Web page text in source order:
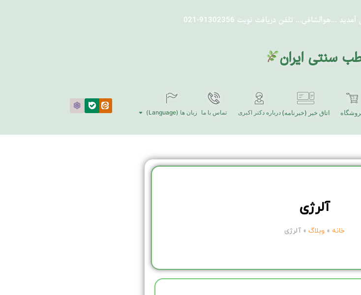
...هوالشافی... تلفن دریافت نوبت 91302356-021
سنتی ایران
اتاق خبر (خبرنامه) درباره دکتر اکبری تماس با ما زبان ها (Language)
آلرژی
خانه » وبلاگ» آلرژی